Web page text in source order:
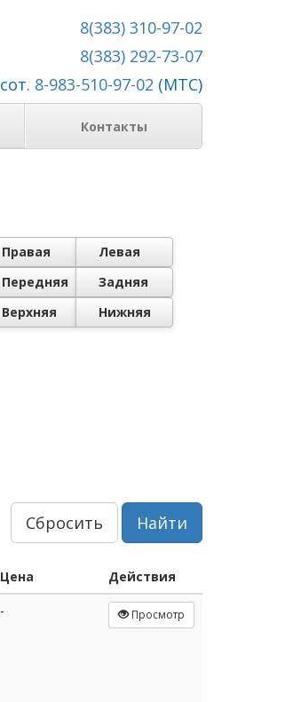
8(383) 310-97-02
8(383) 292-73-07
сот. 8-983-510-97-02 (МТС)
Контакты
Правая
Левая
Передняя
Задняя
Верхняя Нижняя
Сбросить Найти
Цена
Действия
- Просмотр